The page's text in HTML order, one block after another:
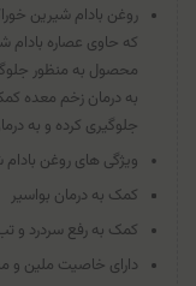
روغن بادام شیرین
که حاوی عصاره
محصول به منظور
به درمان زخم معده
جلوگیری کرده و به
ویژگی های روغن بادام
کمک به درمان بواسیر
کمک به رفع سردرد و
دارای خاصیت ملین و